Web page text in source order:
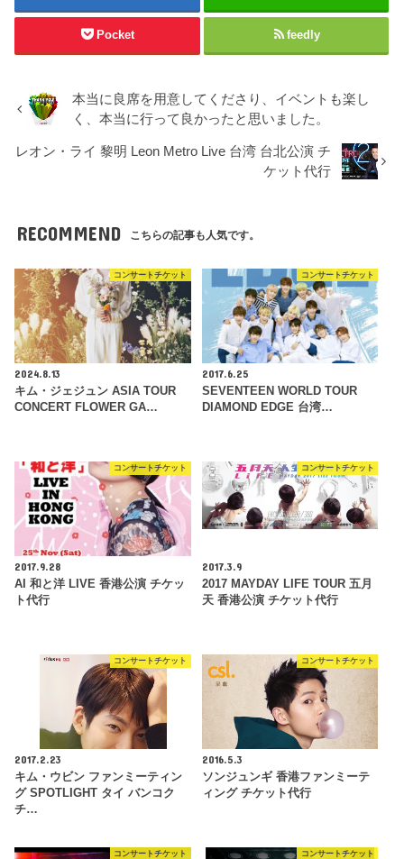
Pocket feedly
本当に良席を用意してくださり、イベントも楽し
く、本当に行って良かったと思いました。
レオン・ライ 黎明 Leon Metro Live 台湾 台北公演 チ
ケット代行
RECOMMEND こちらの記事も人気です。
コンサートチケット
2024.8.13
キム・ジェジュン ASIA TOUR
CONCERT FLOWER GA…
コンサートチケット
2017.6.25
SEVENTEEN WORLD TOUR
DIAMOND EDGE 台湾…
コンサートチケット
2017.9.28
AI 和と洋 LIVE 香港公演 チケッ
ト代行
コンサートチケット
2017.3.9
2017 MAYDAY LIFE TOUR 五月
天 香港公演 チケット代行
コンサートチケット
2017.2.23
キム・ウビン ファンミーティン
グ SPOTLIGHT タイ バンコク
チ…
コンサートチケット
2016.5.3
ソンジュンギ 香港ファンミーテ
ィング チケット代行
コンサートチケット コンサートチケット